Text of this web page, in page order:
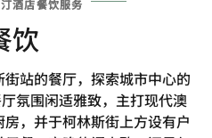
酒店餐饮服务
饮
站的餐厅，探索城市中心的
氛围闲适雅致，主打现代澳
，并于柯林斯街上方设有户